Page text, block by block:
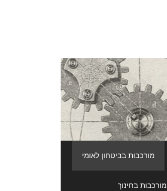
מורכבות בביטחון לאומי
מורכבות בחינוך